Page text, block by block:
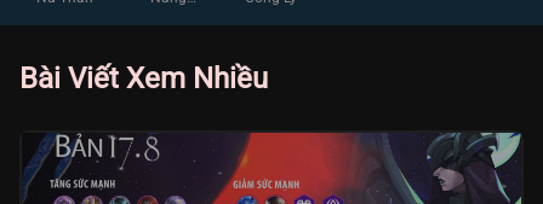
Bài Viết Xem Nhiều